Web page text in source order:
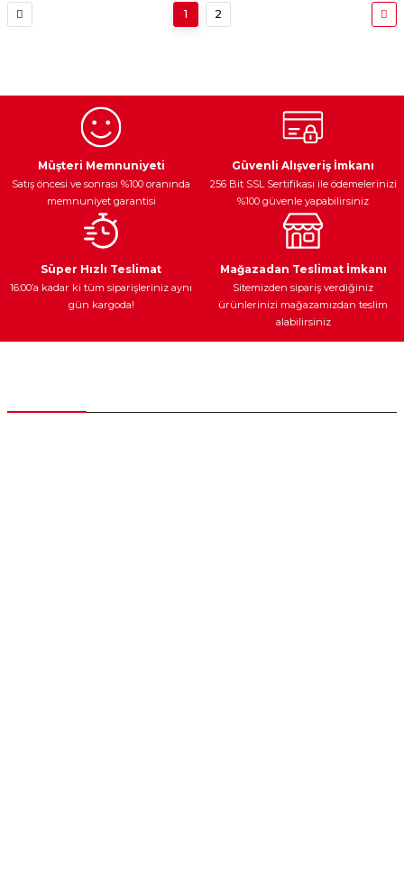
1 2
Egzoz Sistemi
Ateşleme Sistemi Araç Yağları
Müşteri Memnuniyeti
Satış öncesi ve sonrası %100 oranında
memnuniyet garantisi
Güvenli Alışveriş İmkanı
256 Bit SSL Sertifikası ile ödemelerinizi
%100 güvenle yapabilirsiniz
Süper Hızlı Teslimat
16:00’a kadar ki tüm siparişleriniz aynı
gün kargoda!
Mağazadan Teslimat İmkanı
Sitemizden sipariş verdiğiniz
ürünlerinizi mağazamızdan teslim
alabilirsiniz